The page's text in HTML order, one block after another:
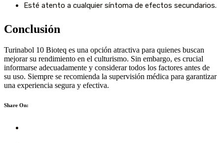
Esté atento a cualquier síntoma de efectos secundarios.
Conclusión
Turinabol 10 Bioteq es una opción atractiva para quienes buscan
mejorar su rendimiento en el culturismo. Sin embargo, es crucial
informarse adecuadamente y considerar todos los factores antes de
su uso. Siempre se recomienda la supervisión médica para garantizar
una experiencia segura y efectiva.
Share On: